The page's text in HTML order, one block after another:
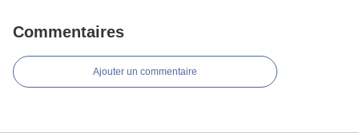
Commentaires
Ajouter un commentaire